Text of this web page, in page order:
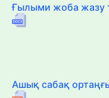
Ғылыми жоба жазу
Ашық сабақ